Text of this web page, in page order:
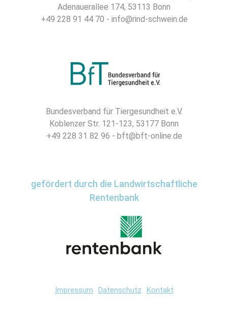
Adenauerallee 174, 53113 Bonn
+49 228 91 44 70 - info@rind-schwein.de
Bundesverband für Tiergesundheit e.V.
Koblenzer Str. 121-123, 53177 Bonn
+49 228 31 82 96 - bft@bft-online.de
gefördert durch die Landwirtschaftliche
Rentenbank
Impressum Datenschutz Kontakt